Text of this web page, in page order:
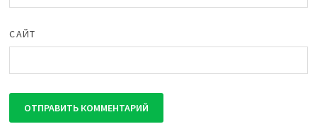
САЙТ